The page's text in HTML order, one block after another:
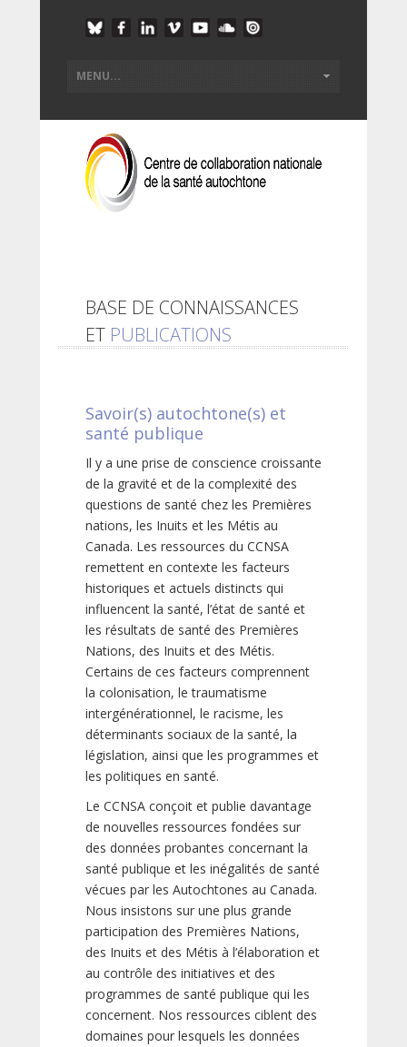
BASE DE CONNAISSANCES
ET PUBLICATIONS
Savoir(s) autochtone(s) et
santé publique
Il y a une prise de conscience croissante
de la gravité et de la complexité des
questions de santé chez les Premières
nations, les Inuits et les Métis au
Canada. Les ressources du CCNSA
remettent en contexte les facteurs
historiques et actuels distincts qui
influencent la santé, l’état de santé et
les résultats de santé des Premières
Nations, des Inuits et des Métis.
Certains de ces facteurs comprennent
la colonisation, le traumatisme
intergénérationnel, le racisme, les
déterminants sociaux de la santé, la
législation, ainsi que les programmes et
les politiques en santé.
Le CCNSA conçoit et publie davantage
de nouvelles ressources fondées sur
des données probantes concernant la
santé publique et les inégalités de santé
vécues par les Autochtones au Canada.
Nous insistons sur une plus grande
participation des Premières Nations,
des Inuits et des Métis à l’élaboration et
au contrôle des initiatives et des
programmes de santé publique qui les
concernent. Nos ressources ciblent des
domaines pour lesquels les données